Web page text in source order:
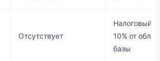
Отсутствует
Налоговый
10% от
базы